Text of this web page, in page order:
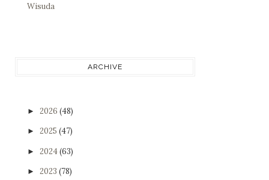
Wisuda
ARCHIVE
► 2026 (48)
► 2025 (47)
► 2024(63)
► 2023 (78)